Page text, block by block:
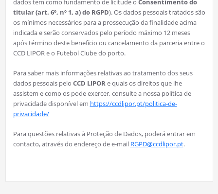
dados tem como fundamento de licitude o Consentimento do
titular (art. 6º, nº 1, a) do RGPD). Os dados pessoais tratados são
os mínimos necessários para a prossecução da finalidade acima
indicada e serão conservados pelo período máximo 12 meses
após término deste benefício ou cancelamento da parceria entre o
CCD LIPOR e o Futebol Clube do porto.
Para saber mais informações relativas ao tratamento dos seus
dados pessoais pelo CCD LIPORe quais os direitos que lhe
assistem e como os pode exercer, consulte a nossa política de
privacidade disponível em https://ccdlipor.pt/politica-de-
privacidade/
Para questões relativas à Proteção de Dados, poderá entrar em
contacto, através do endereço de e-mail RGPD@ccdlipor.pt.